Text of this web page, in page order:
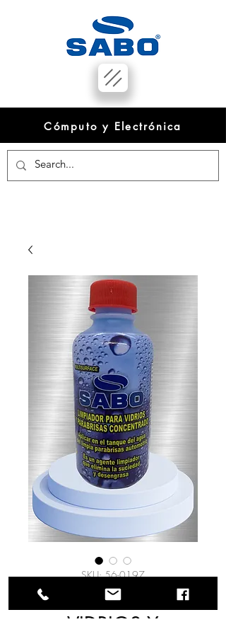
Cómputo y Electrónica
SKU: 56-0197
LIMPIADOR DE
VIDRIOS Y